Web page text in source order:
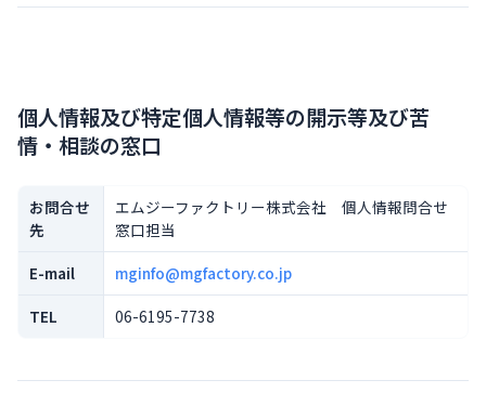
個人情報及び特定個人情報等の開示等及び苦
情・相談の窓口
お問合せ
先
エムジーファクトリー株式会社 個人情報問合せ
窓口担当
E-mail
mginfo@mgfactory.co.jp
TEL
06-6195-7738